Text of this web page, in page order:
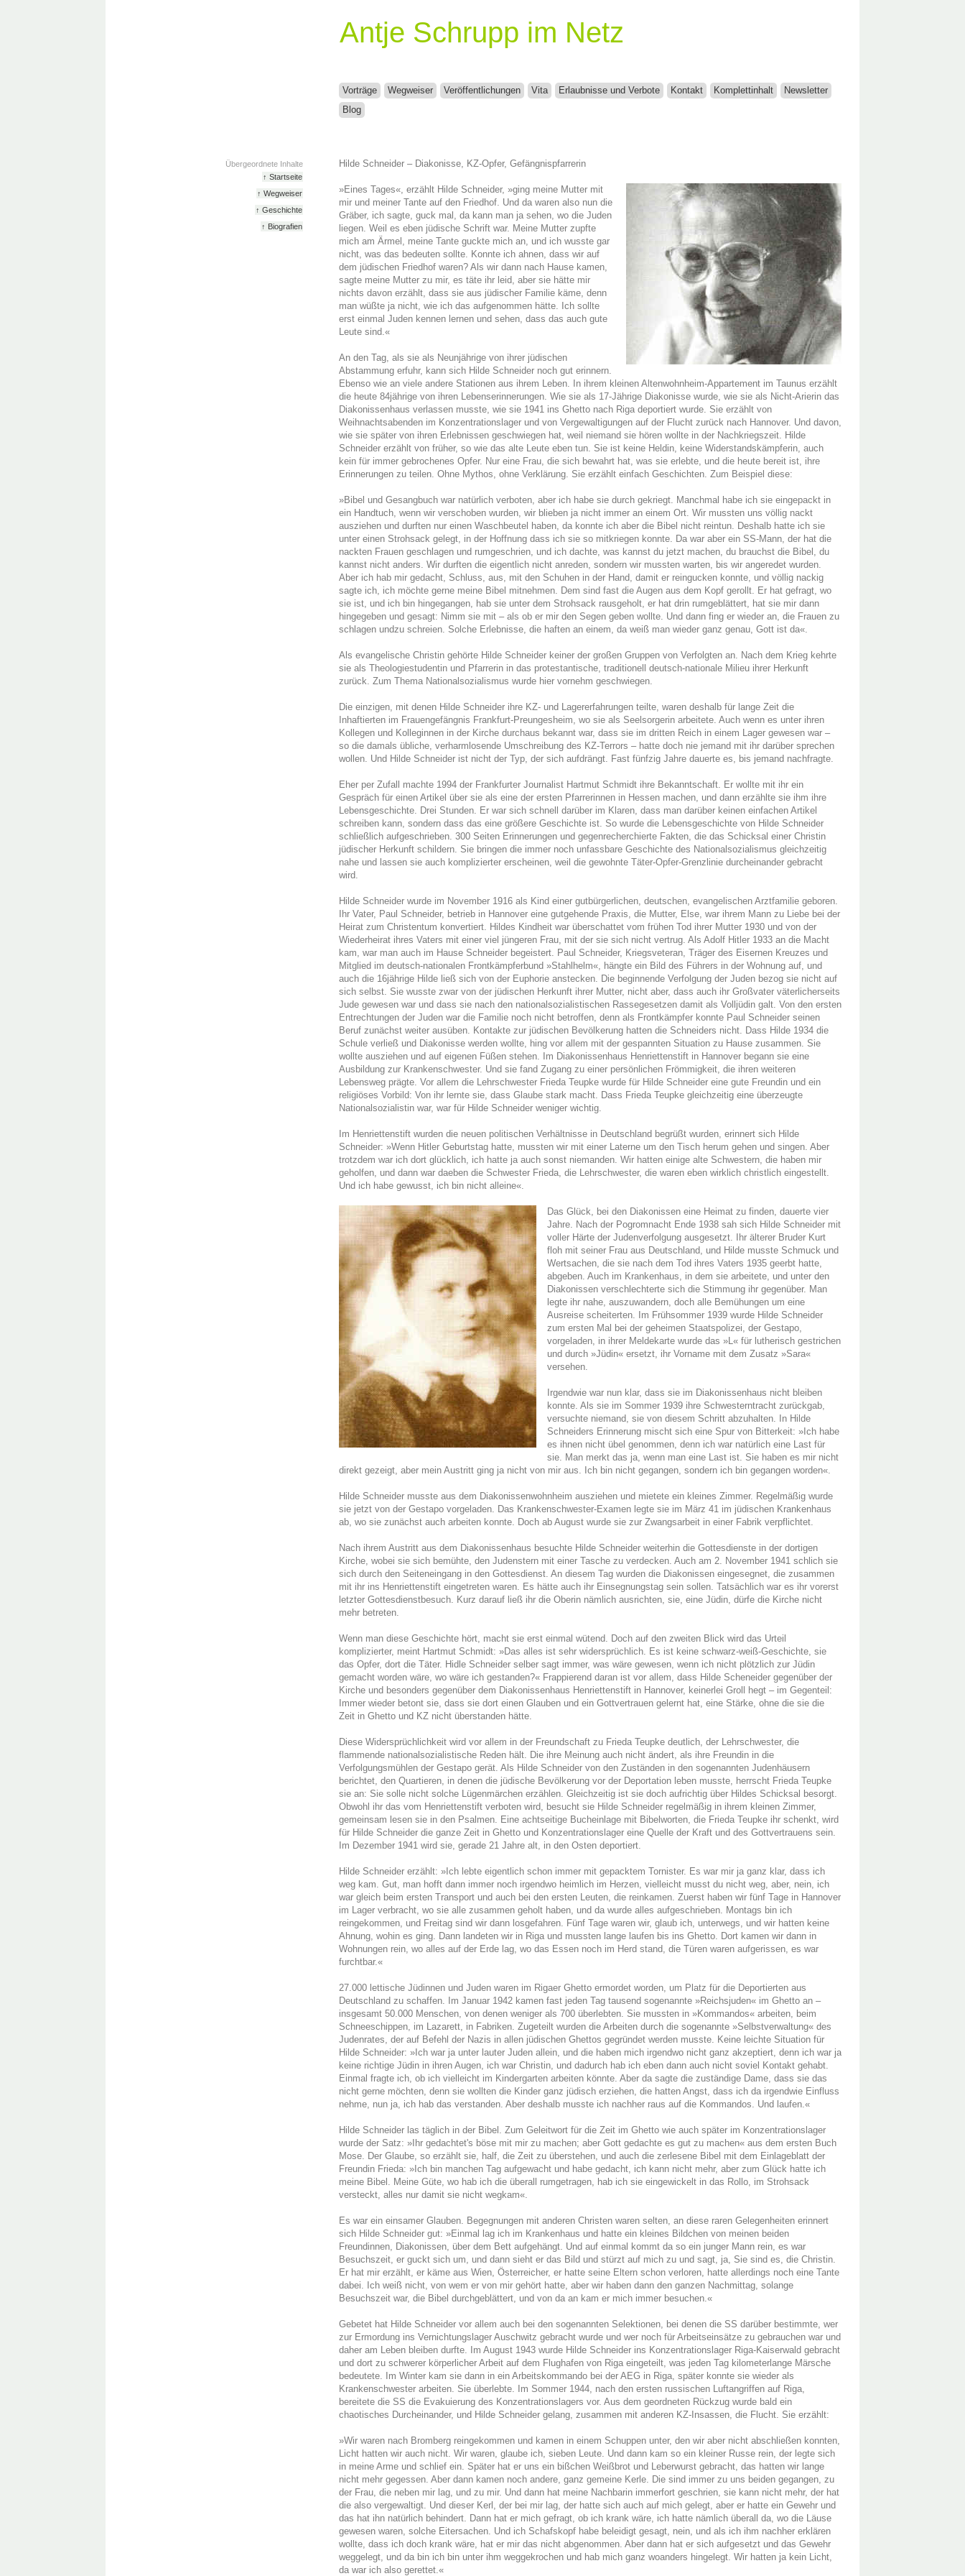
Antje Schrupp im Netz
Vorträge Wegweiser Veröffentlichungen Vita Erlaubnisse und Verbote Kontakt Komplettinhalt
Newsletter
Blog
Übergeordnete Inhalte
↑ Startseite
↑ Wegweiser
↑ Geschichte
↑ Biografien
Hilde Schneider – Diakonisse, KZ-Opfer, Gefängnispfarrerin
»Eines Tages«, erzählt Hilde Schneider, »ging meine Mutter mit
mir und meiner Tante auf den Friedhof. Und da waren also nun die
Gräber, ich sagte, guck mal, da kann man ja sehen, wo die Juden
liegen. Weil es eben jüdische Schrift war. Meine Mutter zupfte
mich am Ärmel, meine Tante guckte mich an, und ich wusste gar
nicht, was das bedeuten sollte. Konnte ich ahnen, dass wir auf
dem jüdischen Friedhof waren? Als wir dann nach Hause kamen,
sagte meine Mutter zu mir, es täte ihr leid, aber sie hätte mir
nichts davon erzählt, dass sie aus jüdischer Familie käme, denn
man wüßte ja nicht, wie ich das aufgenommen hätte. Ich sollte
erst einmal Juden kennen lernen und sehen, dass das auch gute
Leute sind.«
An den Tag, als sie als Neunjährige von ihrer jüdischen
Abstammung erfuhr, kann sich Hilde Schneider noch gut erinnern.
Ebenso wie an viele andere Stationen aus ihrem Leben. In ihrem kleinen Altenwohnheim-Appartement im Taunus erzählt
die heute 84jährige von ihren Lebenserinnerungen. Wie sie als 17-Jährige Diakonisse wurde, wie sie als Nicht-Arierin das
Diakonissenhaus verlassen musste, wie sie 1941 ins Ghetto nach Riga deportiert wurde. Sie erzählt von
Weihnachtsabenden im Konzentrationslager und von Vergewaltigungen auf der Flucht zurück nach Hannover. Und davon,
wie sie später von ihren Erlebnissen geschwiegen hat, weil niemand sie hören wollte in der Nachkriegszeit. Hilde
Schneider erzählt von früher, so wie das alte Leute eben tun. Sie ist keine Heldin, keine Widerstandskämpferin, auch
kein für immer gebrochenes Opfer. Nur eine Frau, die sich bewahrt hat, was sie erlebte, und die heute bereit ist, ihre
Erinnerungen zu teilen. Ohne Mythos, ohne Verklärung. Sie erzählt einfach Geschichten. Zum Beispiel diese:
»Bibel und Gesangbuch war natürlich verboten, aber ich habe sie durch gekriegt. Manchmal habe ich sie eingepackt in
ein Handtuch, wenn wir verschoben wurden, wir blieben ja nicht immer an einem Ort. Wir mussten uns völlig nackt
ausziehen und durften nur einen Waschbeutel haben, da konnte ich aber die Bibel nicht reintun. Deshalb hatte ich sie
unter einen Strohsack gelegt, in der Hoffnung dass ich sie so mitkriegen konnte. Da war aber ein SS-Mann, der hat die
nackten Frauen geschlagen und rumgeschrien, und ich dachte, was kannst du jetzt machen, du brauchst die Bibel, du
kannst nicht anders. Wir durften die eigentlich nicht anreden, sondern wir mussten warten, bis wir angeredet wurden.
Aber ich hab mir gedacht, Schluss, aus, mit den Schuhen in der Hand, damit er reingucken konnte, und völlig nackig
sagte ich, ich möchte gerne meine Bibel mitnehmen. Dem sind fast die Augen aus dem Kopf gerollt. Er hat gefragt, wo
sie ist, und ich bin hingegangen, hab sie unter dem Strohsack rausgeholt, er hat drin rumgeblättert, hat sie mir dann
hingegeben und gesagt: Nimm sie mit – als ob er mir den Segen geben wollte. Und dann fing er wieder an, die Frauen zu
schlagen undzu schreien. Solche Erlebnisse, die haften an einem, da weiß man wieder ganz genau, Gott ist da«.
Als evangelische Christin gehörte Hilde Schneider keiner der großen Gruppen von Verfolgten an. Nach dem Krieg kehrte
sie als Theologiestudentin und Pfarrerin in das protestantische, traditionell deutsch-nationale Milieu ihrer Herkunft
zurück. Zum Thema Nationalsozialismus wurde hier vornehm geschwiegen.
Die einzigen, mit denen Hilde Schneider ihre KZ- und Lagererfahrungen teilte, waren deshalb für lange Zeit die
Inhaftierten im Frauengefängnis Frankfurt-Preungesheim, wo sie als Seelsorgerin arbeitete. Auch wenn es unter ihren
Kollegen und Kolleginnen in der Kirche durchaus bekannt war, dass sie im dritten Reich in einem Lager gewesen war –
so die damals übliche, verharmlosende Umschreibung des KZ-Terrors – hatte doch nie jemand mit ihr darüber sprechen
wollen. Und Hilde Schneider ist nicht der Typ, der sich aufdrängt. Fast fünfzig Jahre dauerte es, bis jemand nachfragte.
Eher per Zufall machte 1994 der Frankfurter Journalist Hartmut Schmidt ihre Bekanntschaft. Er wollte mit ihr ein
Gespräch für einen Artikel über sie als eine der ersten Pfarrerinnen in Hessen machen, und dann erzählte sie ihm ihre
Lebensgeschichte. Drei Stunden. Er war sich schnell darüber im Klaren, dass man darüber keinen einfachen Artikel
schreiben kann, sondern dass das eine größere Geschichte ist. So wurde die Lebensgeschichte von Hilde Schneider
schließlich aufgeschrieben. 300 Seiten Erinnerungen und gegenrecherchierte Fakten, die das Schicksal einer Christin
jüdischer Herkunft schildern. Sie bringen die immer noch unfassbare Geschichte des Nationalsozialismus gleichzeitig
nahe und lassen sie auch komplizierter erscheinen, weil die gewohnte Täter-Opfer-Grenzlinie durcheinander gebracht
wird.
Hilde Schneider wurde im November 1916 als Kind einer gutbürgerlichen, deutschen, evangelischen Arztfamilie geboren.
Ihr Vater, Paul Schneider, betrieb in Hannover eine gutgehende Praxis, die Mutter, Else, war ihrem Mann zu Liebe bei der
Heirat zum Christentum konvertiert. Hildes Kindheit war überschattet vom frühen Tod ihrer Mutter 1930 und von der
Wiederheirat ihres Vaters mit einer viel jüngeren Frau, mit der sie sich nicht vertrug. Als Adolf Hitler 1933 an die Macht
kam, war man auch im Hause Schneider begeistert. Paul Schneider, Kriegsveteran, Träger des Eisernen Kreuzes und
Mitglied im deutsch-nationalen Frontkämpferbund »Stahlhelm«, hängte ein Bild des Führers in der Wohnung auf, und
auch die 16jährige Hilde ließ sich von der Euphorie anstecken. Die beginnende Verfolgung der Juden bezog sie nicht auf
sich selbst. Sie wusste zwar von der jüdischen Herkunft ihrer Mutter, nicht aber, dass auch ihr Großvater väterlicherseits
Jude gewesen war und dass sie nach den nationalsozialistischen Rassegesetzen damit als Volljüdin galt. Von den ersten
Entrechtungen der Juden war die Familie noch nicht betroffen, denn als Frontkämpfer konnte Paul Schneider seinen
Beruf zunächst weiter ausüben. Kontakte zur jüdischen Bevölkerung hatten die Schneiders nicht. Dass Hilde 1934 die
Schule verließ und Diakonisse werden wollte, hing vor allem mit der gespannten Situation zu Hause zusammen. Sie
wollte ausziehen und auf eigenen Füßen stehen. Im Diakonissenhaus Henriettenstift in Hannover begann sie eine
Ausbildung zur Krankenschwester. Und sie fand Zugang zu einer persönlichen Frömmigkeit, die ihren weiteren
Lebensweg prägte. Vor allem die Lehrschwester Frieda Teupke wurde für Hilde Schneider eine gute Freundin und ein
religiöses Vorbild: Von ihr lernte sie, dass Glaube stark macht. Dass Frieda Teupke gleichzeitig eine überzeugte
Nationalsozialistin war, war für Hilde Schneider weniger wichtig.
Im Henriettenstift wurden die neuen politischen Verhältnisse in Deutschland begrüßt wurden, erinnert sich Hilde
Schneider: »Wenn Hitler Geburtstag hatte, mussten wir mit einer Laterne um den Tisch herum gehen und singen. Aber
trotzdem war ich dort glücklich, ich hatte ja auch sonst niemanden. Wir hatten einige alte Schwestern, die haben mir
geholfen, und dann war daeben die Schwester Frieda, die Lehrschwester, die waren eben wirklich christlich eingestellt.
Und ich habe gewusst, ich bin nicht alleine«.
Das Glück, bei den Diakonissen eine Heimat zu finden, dauerte vier
Jahre. Nach der Pogromnacht Ende 1938 sah sich Hilde Schneider mit
voller Härte der Judenverfolgung ausgesetzt. Ihr älterer Bruder Kurt
floh mit seiner Frau aus Deutschland, und Hilde musste Schmuck und
Wertsachen, die sie nach dem Tod ihres Vaters 1935 geerbt hatte,
abgeben. Auch im Krankenhaus, in dem sie arbeitete, und unter den
Diakonissen verschlechterte sich die Stimmung ihr gegenüber. Man
legte ihr nahe, auszuwandern, doch alle Bemühungen um eine
Ausreise scheiterten. Im Frühsommer 1939 wurde Hilde Schneider
zum ersten Mal bei der geheimen Staatspolizei, der Gestapo,
vorgeladen, in ihrer Meldekarte wurde das »L« für lutherisch gestrichen
und durch »Jüdin« ersetzt, ihr Vorname mit dem Zusatz »Sara«
versehen.
Irgendwie war nun klar, dass sie im Diakonissenhaus nicht bleiben
konnte. Als sie im Sommer 1939 ihre Schwesterntracht zurückgab,
versuchte niemand, sie von diesem Schritt abzuhalten. In Hilde
Schneiders Erinnerung mischt sich eine Spur von Bitterkeit: »Ich habe
es ihnen nicht übel genommen, denn ich war natürlich eine Last für
sie. Man merkt das ja, wenn man eine Last ist. Sie haben es mir nicht
direkt gezeigt, aber mein Austritt ging ja nicht von mir aus. Ich bin nicht gegangen, sondern ich bin gegangen worden«.
Hilde Schneider musste aus dem Diakonissenwohnheim ausziehen und mietete ein kleines Zimmer. Regelmäßig wurde
sie jetzt von der Gestapo vorgeladen. Das Krankenschwester-Examen legte sie im März 41 im jüdischen Krankenhaus
ab, wo sie zunächst auch arbeiten konnte. Doch ab August wurde sie zur Zwangsarbeit in einer Fabrik verpflichtet.
Nach ihrem Austritt aus dem Diakonissenhaus besuchte Hilde Schneider weiterhin die Gottesdienste in der dortigen
Kirche, wobei sie sich bemühte, den Judenstern mit einer Tasche zu verdecken. Auch am 2. November 1941 schlich sie
sich durch den Seiteneingang in den Gottesdienst. An diesem Tag wurden die Diakonissen eingesegnet, die zusammen
mit ihr ins Henriettenstift eingetreten waren. Es hätte auch ihr Einsegnungstag sein sollen. Tatsächlich war es ihr vorerst
letzter Gottesdienstbesuch. Kurz darauf ließ ihr die Oberin nämlich ausrichten, sie, eine Jüdin, dürfe die Kirche nicht
mehr betreten.
Wenn man diese Geschichte hört, macht sie erst einmal wütend. Doch auf den zweiten Blick wird das Urteil
komplizierter, meint Hartmut Schmidt: »Das alles ist sehr widersprüchlich. Es ist keine schwarz-weiß-Geschichte, sie
das Opfer, dort die Täter. Hidle Schneider selber sagt immer, was wäre gewesen, wenn ich nicht plötzlich zur Jüdin
gemacht worden wäre, wo wäre ich gestanden?« Frappierend daran ist vor allem, dass Hilde Scheneider gegenüber der
Kirche und besonders gegenüber dem Diakonissenhaus Henriettenstift in Hannover, keinerlei Groll hegt – im Gegenteil:
Immer wieder betont sie, dass sie dort einen Glauben und ein Gottvertrauen gelernt hat, eine Stärke, ohne die sie die
Zeit in Ghetto und KZ nicht überstanden hätte.
Diese Widersprüchlichkeit wird vor allem in der Freundschaft zu Frieda Teupke deutlich, der Lehrschwester, die
flammende nationalsozialistische Reden hält. Die ihre Meinung auch nicht ändert, als ihre Freundin in die
Verfolgungsmühlen der Gestapo gerät. Als Hilde Schneider von den Zuständen in den sogenannten Judenhäusern
berichtet, den Quartieren, in denen die jüdische Bevölkerung vor der Deportation leben musste, herrscht Frieda Teupke
sie an: Sie solle nicht solche Lügenmärchen erzählen. Gleichzeitig ist sie doch aufrichtig über Hildes Schicksal besorgt.
Obwohl ihr das vom Henriettenstift verboten wird, besucht sie Hilde Schneider regelmäßig in ihrem kleinen Zimmer,
gemeinsam lesen sie in den Psalmen. Eine achtseitige Bucheinlage mit Bibelworten, die Frieda Teupke ihr schenkt, wird
für Hilde Schneider die ganze Zeit in Ghetto und Konzentrationslager eine Quelle der Kraft und des Gottvertrauens sein.
Im Dezember 1941 wird sie, gerade 21 Jahre alt, in den Osten deportiert.
Hilde Schneider erzählt: »Ich lebte eigentlich schon immer mit gepacktem Tornister. Es war mir ja ganz klar, dass ich
weg kam. Gut, man hofft dann immer noch irgendwo heimlich im Herzen, vielleicht musst du nicht weg, aber, nein, ich
war gleich beim ersten Transport und auch bei den ersten Leuten, die reinkamen. Zuerst haben wir fünf Tage in Hannover
im Lager verbracht, wo sie alle zusammen geholt haben, und da wurde alles aufgeschrieben. Montags bin ich
reingekommen, und Freitag sind wir dann losgefahren. Fünf Tage waren wir, glaub ich, unterwegs, und wir hatten keine
Ahnung, wohin es ging. Dann landeten wir in Riga und mussten lange laufen bis ins Ghetto. Dort kamen wir dann in
Wohnungen rein, wo alles auf der Erde lag, wo das Essen noch im Herd stand, die Türen waren aufgerissen, es war
furchtbar.«
27.000 lettische Jüdinnen und Juden waren im Rigaer Ghetto ermordet worden, um Platz für die Deportierten aus
Deutschland zu schaffen. Im Januar 1942 kamen fast jeden Tag tausend sogenannte »Reichsjuden« im Ghetto an –
insgesamt 50.000 Menschen, von denen weniger als 700 überlebten. Sie mussten in »Kommandos« arbeiten, beim
Schneeschippen, im Lazarett, in Fabriken. Zugeteilt wurden die Arbeiten durch die sogenannte »Selbstverwaltung« des
Judenrates, der auf Befehl der Nazis in allen jüdischen Ghettos gegründet werden musste. Keine leichte Situation für
Hilde Schneider: »Ich war ja unter lauter Juden allein, und die haben mich irgendwo nicht ganz akzeptiert, denn ich war ja
keine richtige Jüdin in ihren Augen, ich war Christin, und dadurch hab ich eben dann auch nicht soviel Kontakt gehabt.
Einmal fragte ich, ob ich vielleicht im Kindergarten arbeiten könnte. Aber da sagte die zuständige Dame, dass sie das
nicht gerne möchten, denn sie wollten die Kinder ganz jüdisch erziehen, die hatten Angst, dass ich da irgendwie Einfluss
nehme, nun ja, ich hab das verstanden. Aber deshalb musste ich nachher raus auf die Kommandos. Und laufen.«
Hilde Schneider las täglich in der Bibel. Zum Geleitwort für die Zeit im Ghetto wie auch später im Konzentrationslager
wurde der Satz: »Ihr gedachtet's böse mit mir zu machen; aber Gott gedachte es gut zu machen« aus dem ersten Buch
Mose. Der Glaube, so erzählt sie, half, die Zeit zu überstehen, und auch die zerlesene Bibel mit dem Einlageblatt der
Freundin Frieda: »Ich bin manchen Tag aufgewacht und habe gedacht, ich kann nicht mehr, aber zum Glück hatte ich
meine Bibel. Meine Güte, wo hab ich die überall rumgetragen, hab ich sie eingewickelt in das Rollo, im Strohsack
versteckt, alles nur damit sie nicht wegkam«.
Es war ein einsamer Glauben. Begegnungen mit anderen Christen waren selten, an diese raren Gelegenheiten erinnert
sich Hilde Schneider gut: »Einmal lag ich im Krankenhaus und hatte ein kleines Bildchen von meinen beiden
Freundinnen, Diakonissen, über dem Bett aufgehängt. Und auf einmal kommt da so ein junger Mann rein, es war
Besuchszeit, er guckt sich um, und dann sieht er das Bild und stürzt auf mich zu und sagt, ja, Sie sind es, die Christin.
Er hat mir erzählt, er käme aus Wien, Österreicher, er hatte seine Eltern schon verloren, hatte allerdings noch eine Tante
dabei. Ich weiß nicht, von wem er von mir gehört hatte, aber wir haben dann den ganzen Nachmittag, solange
Besuchszeit war, die Bibel durchgeblättert, und von da an kam er mich immer besuchen.«
Gebetet hat Hilde Schneider vor allem auch bei den sogenannten Selektionen, bei denen die SS darüber bestimmte, wer
zur Ermordung ins Vernichtungslager Auschwitz gebracht wurde und wer noch für Arbeitseinsätze zu gebrauchen war und
daher am Leben bleiben durfte. Im August 1943 wurde Hilde Schneider ins Konzentrationslager Riga-Kaiserwald gebracht
und dort zu schwerer körperlicher Arbeit auf dem Flughafen von Riga eingeteilt, was jeden Tag kilometerlange Märsche
bedeutete. Im Winter kam sie dann in ein Arbeitskommando bei der AEG in Riga, später konnte sie wieder als
Krankenschwester arbeiten. Sie überlebte. Im Sommer 1944, nach den ersten russischen Luftangriffen auf Riga,
bereitete die SS die Evakuierung des Konzentrationslagers vor. Aus dem geordneten Rückzug wurde bald ein
chaotisches Durcheinander, und Hilde Schneider gelang, zusammen mit anderen KZ-Insassen, die Flucht. Sie erzählt:
»Wir waren nach Bromberg reingekommen und kamen in einem Schuppen unter, den wir aber nicht abschließen konnten,
Licht hatten wir auch nicht. Wir waren, glaube ich, sieben Leute. Und dann kam so ein kleiner Russe rein, der legte sich
in meine Arme und schlief ein. Später hat er uns ein bißchen Weißbrot und Leberwurst gebracht, das hatten wir lange
nicht mehr gegessen. Aber dann kamen noch andere, ganz gemeine Kerle. Die sind immer zu uns beiden gegangen, zu
der Frau, die neben mir lag, und zu mir. Und dann hat meine Nachbarin immerfort geschrien, sie kann nicht mehr, der hat
die also vergewaltigt. Und dieser Kerl, der bei mir lag, der hatte sich auch auf mich gelegt, aber er hatte ein Gewehr und
das hat ihn natürlich behindert. Dann hat er mich gefragt, ob ich krank wäre, ich hatte nämlich überall da, wo die Läuse
gewesen waren, solche Eitersachen. Und ich Schafskopf habe beleidigt gesagt, nein, und als ich ihm nachher erklären
wollte, dass ich doch krank wäre, hat er mir das nicht abgenommen. Aber dann hat er sich aufgesetzt und das Gewehr
weggelegt, und da bin ich bin unter ihm weggekrochen und hab mich ganz woanders hingelegt. Wir hatten ja kein Licht,
da war ich also gerettet.«